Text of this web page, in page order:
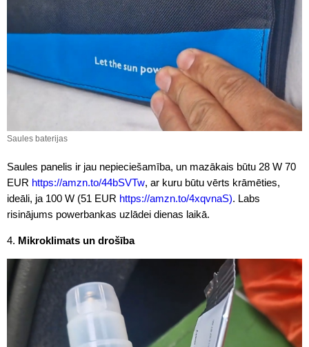
Saules baterijas
Saules panelis ir jau nepieciešamība, un mazākais būtu 28 W 70
EUR https://amzn.to/44bSVTw, ar kuru būtu vērts krāmēties,
ideāli, ja 100 W (51 EUR https://amzn.to/4xqvnaS). Labs
risinājums powerbankas uzlādei dienas laikā.
4. Mikroklimats un drošība